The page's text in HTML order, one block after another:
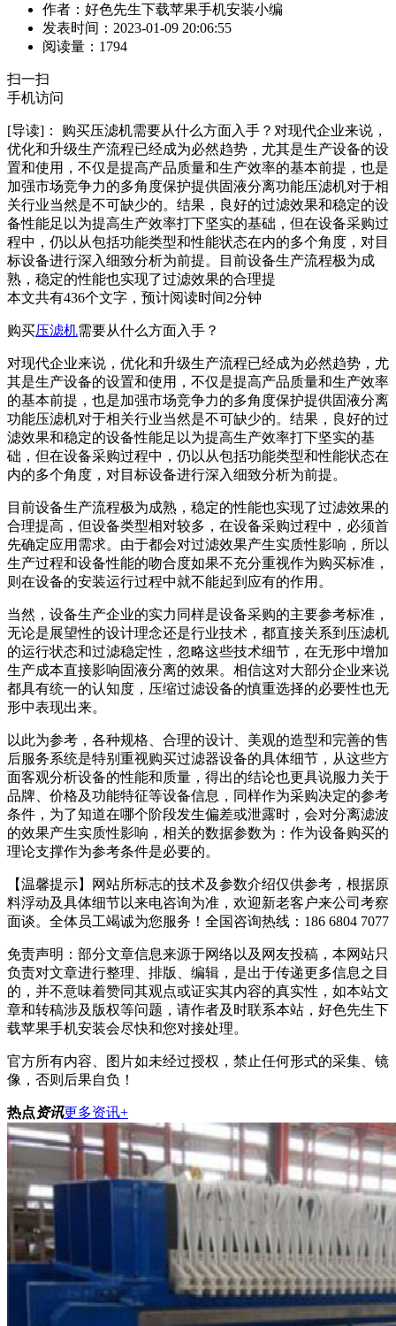
作者：好色先生下载苹果手机安装小编
发表时间：2023-01-09 20:06:55
阅读量：1794
扫一扫
手机访问
[导读]：
购买压滤机需要从什么方面入手？对现代企业来说，
优化和升级生产流程已经成为必然趋势，尤其是生产设备的设
置和使用，不仅是提高产品质量和生产效率的基本前提，也是
加强市场竞争力的多角度保护提供固液分离功能压滤机对于相
关行业当然是不可缺少的。结果，良好的过滤效果和稳定的设
备性能足以为提高生产效率打下坚实的基础，但在设备采购过
程中，仍以从包括功能类型和性能状态在内的多个角度，对目
标设备进行深入细致分析为前提。目前设备生产流程极为成
熟，稳定的性能也实现了过滤效果的合理提
本文共有436个文字，预计阅读时间2分钟
购买压滤机需要从什么方面入手？
对现代企业来说，优化和升级生产流程已经成为必然趋势，尤
其是生产设备的设置和使用，不仅是提高产品质量和生产效率
的基本前提，也是加强市场竞争力的多角度保护提供固液分离
功能压滤机对于相关行业当然是不可缺少的。结果，良好的过
滤效果和稳定的设备性能足以为提高生产效率打下坚实的基
础，但在设备采购过程中，仍以从包括功能类型和性能状态在
内的多个角度，对目标设备进行深入细致分析为前提。
目前设备生产流程极为成熟，稳定的性能也实现了过滤效果的
合理提高，但设备类型相对较多，在设备采购过程中，必须首
先确定应用需求。由于都会对过滤效果产生实质性影响，所以
生产过程和设备性能的吻合度如果不充分重视作为购买标准，
则在设备的安装运行过程中就不能起到应有的作用。
当然，设备生产企业的实力同样是设备采购的主要参考标准，
无论是展望性的设计理念还是行业技术，都直接关系到压滤机
的运行状态和过滤稳定性，忽略这些技术细节，在无形中增加
生产成本直接影响固液分离的效果。相信这对大部分企业来说
都具有统一的认知度，压缩过滤设备的慎重选择的必要性也无
形中表现出来。
以此为参考，各种规格、合理的设计、美观的造型和完善的售
后服务系统是特别重视购买过滤器设备的具体细节，从这些方
面客观分析设备的性能和质量，得出的结论也更具说服力关于
品牌、价格及功能特征等设备信息，同样作为采购决定的参考
条件，为了知道在哪个阶段发生偏差或泄露时，会对分离滤波
的效果产生实质性影响，相关的数据参数为：作为设备购买的
理论支撑作为参考条件是必要的。
【温馨提示】网站所标志的技术及参数介绍仅供参考，根据原
料浮动及具体细节以来电咨询为准，欢迎新老客户来公司考察
面谈。全体员工竭诚为您服务！ 全国咨询热线：186 6804 7077
免责声明：部分文章信息来源于网络以及网友投稿，本网站只
负责对文章进行整理、排版、编辑，是出于传递更多信息之目
的，并不意味着赞同其观点或证实其内容的真实性，如本站文
章和转稿涉及版权等问题，请作者及时联系本站，好色先生下
载苹果手机安装会尽快和您对接处理。
官方所有内容、图片如未经过授权，禁止任何形式的采集、镜
像，否则后果自负！
热点资讯更多资讯+